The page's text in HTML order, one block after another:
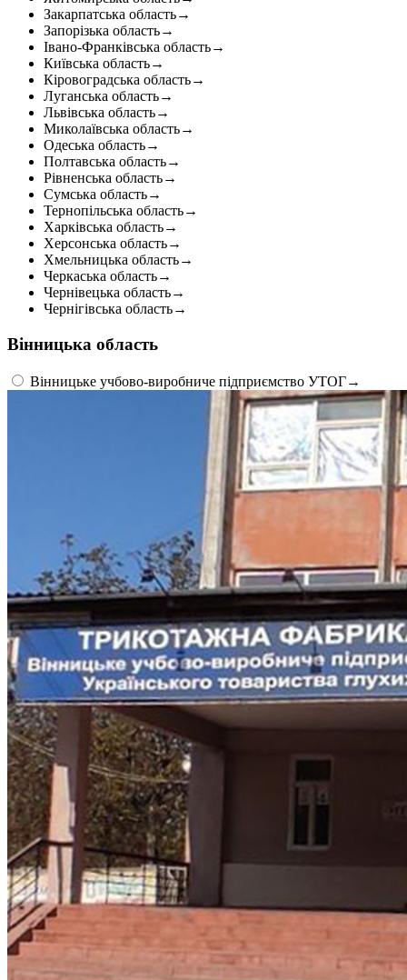
Кадрові зміни
Працевлаштування
Про глухих
Постаті в УТОГ
Все про УТОГ: ваші права, послуги та підтримка:
Важлива інформація
Благодійні справи
Історія глухих
Коронавірус
Брифінги
Корисні інформаційні матеріали від Т. Ломакіної
Офіційна інформація
Про УТОГ
Керівництво УТОГ
Громадські ради УТОГ ⩺
Всеукраїнська Рада голів обласних
організацій УТОГ
Всеукраїнська Рада ветеранів УТОГ
мови УТОГ
Всеукраїнська Рада директорів УТОГ
Всеукраїнська молодіжна Рада УТОГ
Молодіжні лідери УТОГ
Посилання сторінок УТОГ
Контакти
Навчальні програми
Дошкільна освіта
Загальна освіта
Для абітурієнтів
Уроки
Українська жестова мова
Географія
Правознавство
Я досліджую світ
Реєстр перекладачів жестової мови Українського
товариства глухих
Підготовка перекладачів
"Сервіс УТОГ"
Атестація
Безбар'єрність для глухих
Вінницька область
Волинська область
Дніпропетровська область
Донецька область
Житомирська область
Закарпатська область
Закарпатська область→
Запорізька область→
Івано-Франківська область→
Київська область→
Кіровоградська область→
Луганська область→
Львівська область→
Миколаївська область→
Одеська область→
Полтавська область→
Рівненська область→
Сумська область→
Тернопільська область→
Харківська область→
Херсонська область→
Хмельницька область→
Черкаська область→
Чернівецька область→
Чернігівська область→
Вінницька область
Вінницьке учбово-виробниче підприємство УТОГ→